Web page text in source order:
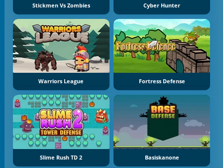
Stickmen Vs Zombies Cyber Hunter
Warriors League Fortress Defense
Slime Rush TD 2 Basiskanone